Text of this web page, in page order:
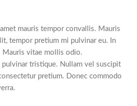
mauris tempor convallis. Mauris
tempor pretium mi pulvinar eu. In
Mauris vitae mollis odio.
pulvinar tristique. Nullam vel suscipit
pretium. Donec commodo